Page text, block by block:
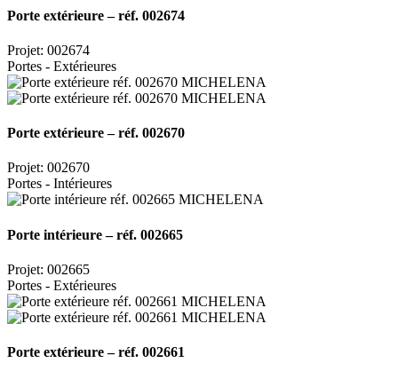
Porte extérieure – réf. 002674
Projet: 002674
Portes - Extérieures
Porte extérieure – réf. 002670
Projet: 002670
Portes - Intérieures
Porte intérieure – réf. 002665
Projet: 002665
Portes - Extérieures
Porte extérieure – réf. 002661